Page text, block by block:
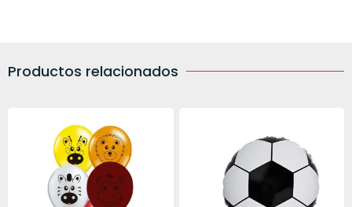
Productos relacionados